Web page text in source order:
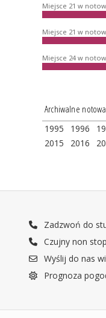
Miejsce 21 w
Miejsce 21 w
Miejsce 24 w
Archiwalne
1995 1996
2015
2016
Zadzwoń do
Czujny non
Wyślij do nas
Prognoza